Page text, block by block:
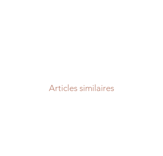
Articles similaires